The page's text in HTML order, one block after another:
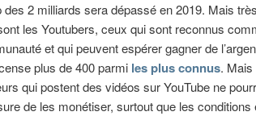
des 2 milliards sera dépassé en 2019. Mais très
les Youtubers, ceux qui sont reconnus
et qui peuvent espérer gagner de
plus de 400 parmi les plus connus. Mais
qui postent des vidéos sur YouTube ne
de les monétiser, surtout que les conditions